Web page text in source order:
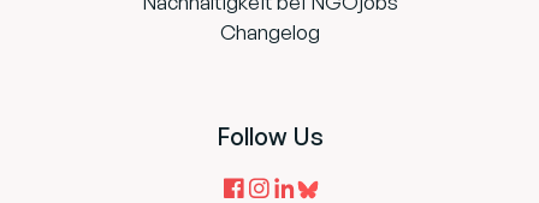
Changelog
Follow Us